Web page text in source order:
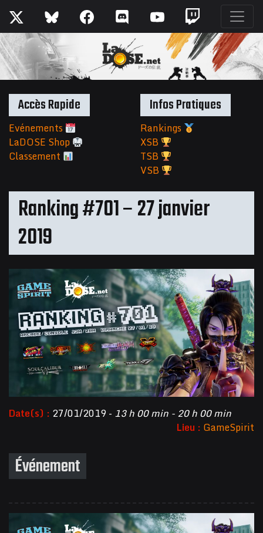
Ranking #701 – 27 janvier
2019
Date(s) : 27/01/2019 - 13 h 00 min - 20 h 00 min
Lieu : GameSpirit
Événement
Accès Rapide
Evénements
LaDOSE Shop
Classement
Infos Pratiques
Rankings
XSB
TSB
VSB